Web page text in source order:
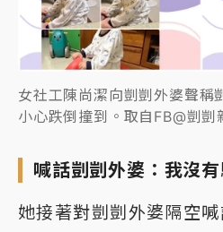
女社工陳尚潔向剴剴外婆聲稱
小心跌倒撞到。取自FB@剴剴
喊話剴剴外婆：我沒
她接著對剴剴外婆隔空